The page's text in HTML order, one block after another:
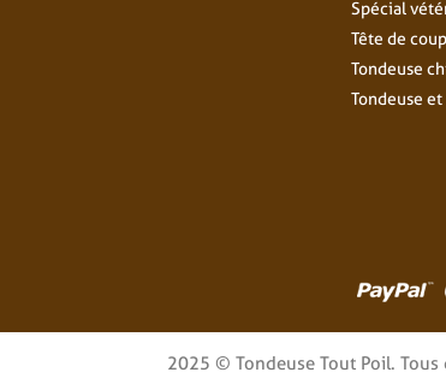
Spécial
Tête de
Tondeuse
Tondeuse
2025 © Tondeuse Tout Poil.